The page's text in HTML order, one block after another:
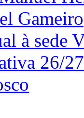
Gameiro
26/27